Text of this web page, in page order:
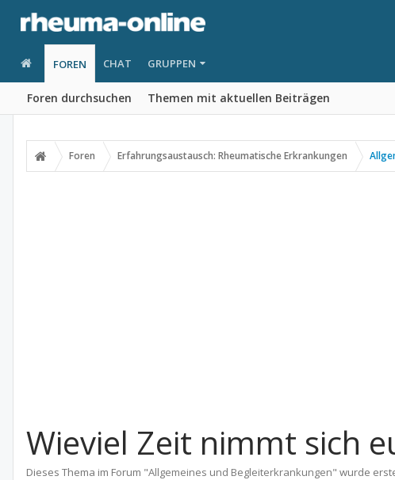
FOREN
Foren durchsuchen Themen mit aktuellen Beiträgen
CHAT GRUPPEN
Foren Erfahrungsaustausch: Rheumatische Erkrankungen
Wieviel Zeit nimmt sich
Dieses Thema im Forum "Allgemeines und Begleiterkrankungen" wurde